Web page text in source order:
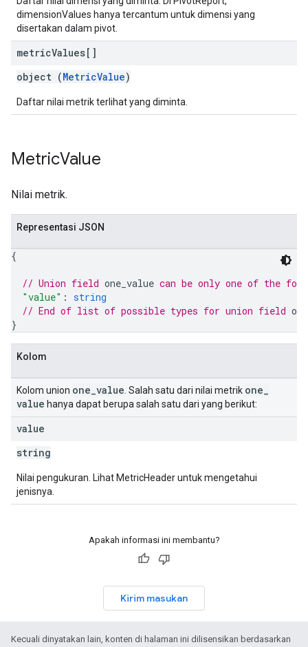
dimensionValues hanya tercantum untuk dimensi yang
disertakan dalam pivot.
metricValues[]
object (MetricValue)
Daftar nilai metrik terlihat yang diminta.
MetricValue
Nilai metrik.
Representasi JSON
{
// Union field one_value can be only one of the
"value" : string
// End of list of possible types for union field
}
Kolom
Kolom union one value . Salah satu dari nilai metrik one
value hanya dapat berupa salah satu dari yang berikut:
value
string
Nilai pengukuran. Lihat MetricHeader untuk mengetahui
jenisnya.
Apakah informasi ini membantu?
Kirim masukan
Kecuali dinyatakan lain, konten di halaman ini dilisensikan berdasarkan